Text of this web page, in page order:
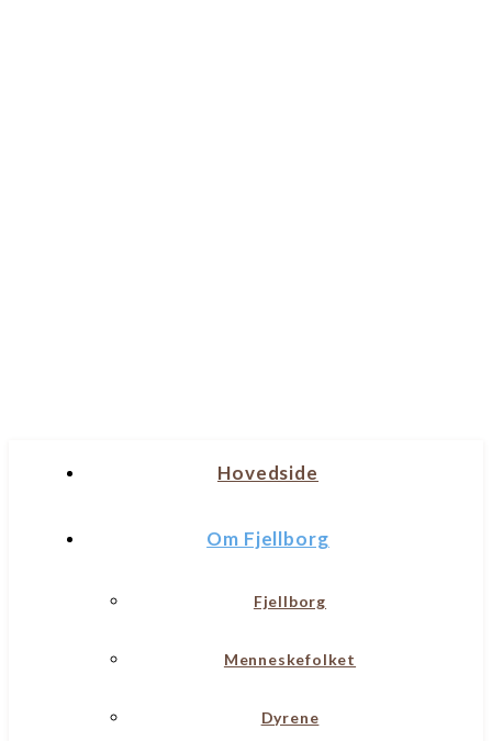
Hovedside
Om Fjellborg
Fjellborg
Menneskefolket
Dyrene